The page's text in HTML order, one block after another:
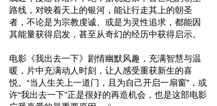
路线，对映着天上的银河，能让行走其上的朝圣
者，不论是为宗教虔诚、或是为灵性追求，都能因
其能量获得启发，甚至从奇幻的经历中获得启示。
电影《我出去一下》剧情幽默风趣，充满智慧与温
暖，片中充满动人时刻，让人感受重获新生的喜
悦。“当人生关上一道门，且为自己开启一扇窗”，或
许“我出去一下”正是很好的再造机会，也是这部电影